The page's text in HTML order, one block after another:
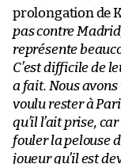
prolongation de
pas contre
représente
C’est difficile de
a fait. Nous
voulu rester à
qu’il l’ait prise,
fouler la pelouse
joueur qu’il est